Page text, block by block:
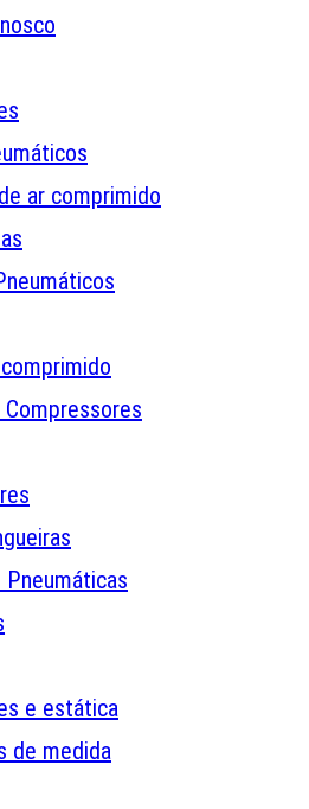
ar comprimido
Pneumáticas
e estática
de medida